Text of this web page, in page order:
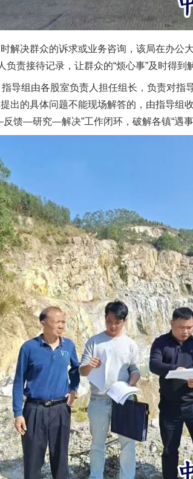
解决群众的诉求或业务咨询，该局在办公
负责接待记录，让群众的“烦心事”及时得到
指导组由各股室负责人担任组长，负责对指
出的具体问题不能现场解答的，由指导组
馈—研究—解决”工作闭环，破解各镇“遇事
茶叶“炒上天”
谢谢有你温暖了四季